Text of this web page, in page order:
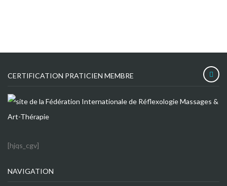
CERTIFICATION PRATICIEN MEMBRE
[hjqs_cgv]
NAVIGATION